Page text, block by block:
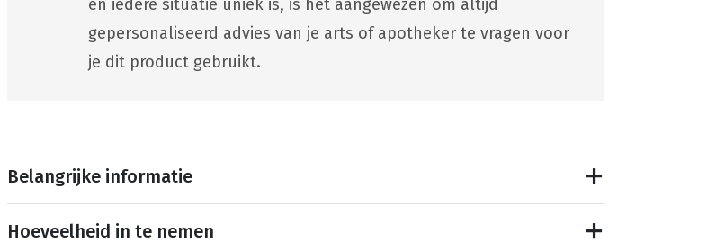
en iedere situatie uniek is, is het aangewezen om altijd
gepersonaliseerd advies van je arts of apotheker te vragen voor
je dit product gebruikt.
Belangrijke informatie
Hoeveelheid in te nemen